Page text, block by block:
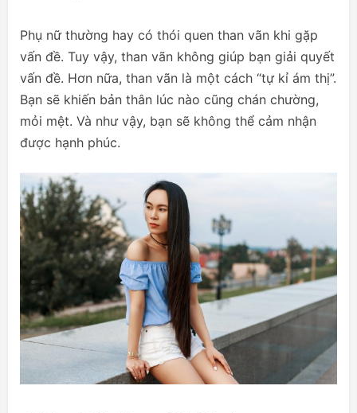
Phụ nữ thường hay có thói quen than vãn khi gặp
vấn đề. Tuy vậy, than vãn không giúp bạn giải quyết
vấn đề. Hơn nữa, than vãn là một cách “tự kỉ ám thị”.
Bạn sẽ khiến bản thân lúc nào cũng chán chường,
mỏi mệt. Và như vậy, bạn sẽ không thể cảm nhận
được hạnh phúc.